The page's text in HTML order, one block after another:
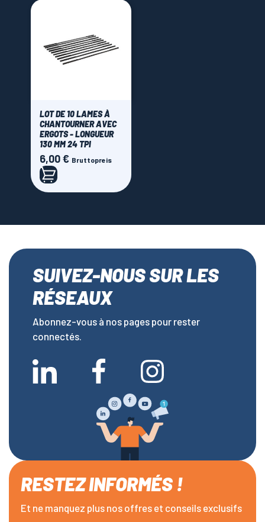
LOT DE 10 LAMES À
CHANTOURNER AVEC
ERGOTS - LONGUEUR
130 MM 24 TPI
Preis
6,00 € Bruttopreis
SUIVEZ-NOUS SUR LES
RÉSEAUX
Abonnez-vous à nos pages pour rester
connectés.
RESTEZ INFORMÉS !
Et ne manquez plus nos offres et conseils exclusifs